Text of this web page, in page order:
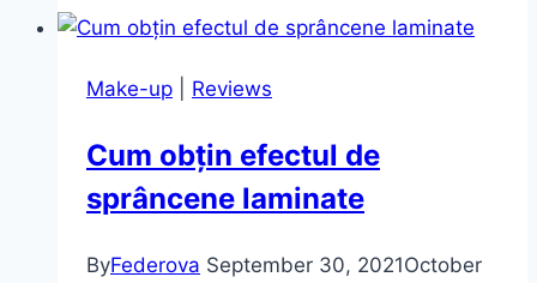
meu
Moroccanoil
Make-up Reviews
Cum obțin efectul de
sprâncene laminate
ByFederova September 30, 2021October